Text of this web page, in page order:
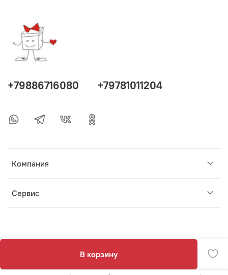
В корзину
Компания
Сервис
+79886716080 +79781011204